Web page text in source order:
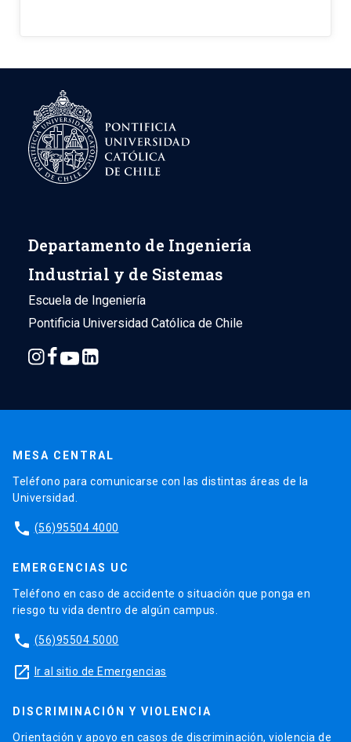
Departamento de Ingeniería
Industrial y de Sistemas
Escuela de Ingeniería
Pontificia Universidad Católica de Chile
MESA CENTRAL
Teléfono para comunicarse con las distintas áreas de la
Universidad.
phone (56)95504 4000
EMERGENCIAS UC
Teléfono en caso de accidente o situación que ponga en
riesgo tu vida dentro de algún campus.
phone (56)95504 5000
launch Ir al sitio de Emergencias
DISCRIMINACIÓN Y VIOLENCIA
Orientación y apoyo en casos de discriminación, violencia de